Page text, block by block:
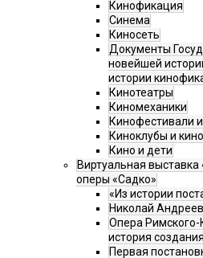
Кинофикация
Синема
Киносеть
Документы
новейшей
истории
Кинотеатры
Киномеханики
Кинофестивали
Киноклубы и
Кино и дети
Виртуальная выставка
оперы «Садко»
«Из истории
Николай
Опера Римского-
история
Первая